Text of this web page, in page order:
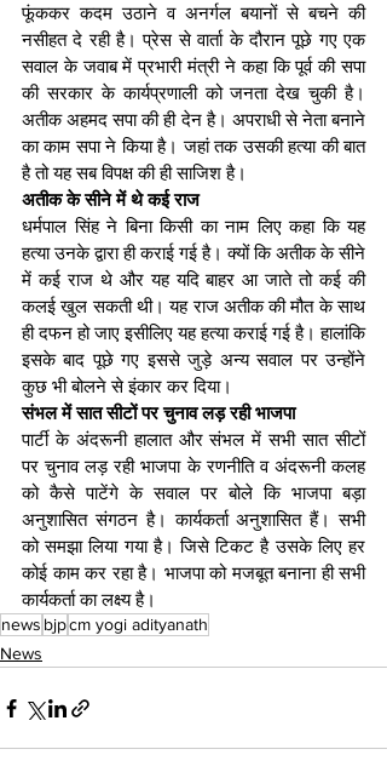
फूंककर कदम उठाने व अनर्गल बयानों से बचने की
नसीहत दे रही है। प्रेस से वार्ता के दौरान पूछे गए एक
सवाल के जवाब में प्रभारी मंत्री ने कहा कि पूर्व की सपा
की सरकार के कार्यप्रणाली को जनता देख चुकी है।
अतीक अहमद सपा की ही देन है। अपराधी से नेता बनाने
का काम सपा ने किया है। जहां तक उसकी हत्या की बात
है तो यह सब विपक्ष की ही साजिश है।
अतीक के सीने में थे कई राज
धर्मपाल सिंह ने बिना किसी का नाम लिए कहा कि यह
हत्या उनके द्वारा ही कराई गई है। क्यों कि अतीक के सीने
में कई राज थे और यह यदि बाहर आ जाते तो कई की
कलई खुल सकती थी। यह राज अतीक की मौत के साथ
ही दफन हो जाए इसीलिए यह हत्या कराई गई है। हालांकि
इसके बाद पूछे गए इससे जुड़े अन्य सवाल पर उन्होंने
कुछ भी बोलने से इंकार कर दिया।
संभल में सात सीटों पर चुनाव लड़ रही भाजपा
पार्टी के अंदरूनी हालात और संभल में सभी सात सीटों
पर चुनाव लड़ रही भाजपा के रणनीति व अंदरूनी कलह
को कैसे पाटेंगे के सवाल पर बोले कि भाजपा बड़ा
अनुशासित संगठन है। कार्यकर्ता अनुशासित हैं। सभी
को समझा लिया गया है। जिसे टिकट है उसके लिए हर
कोई काम कर रहा है। भाजपा को मजबूत बनाना ही सभी
कार्यकर्ता का लक्ष्य है।
news bjpcm yogi adityanath
News